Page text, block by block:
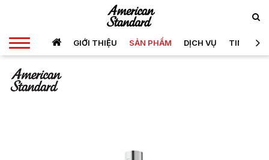
GIỚI THIỆU SẢN PHẨM DỊCH VỤ TIN TỨC